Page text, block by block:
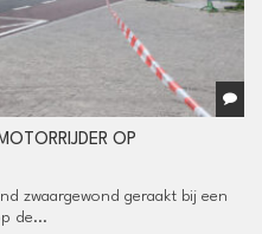
OP
zwaargewond geraakt bij een
de...